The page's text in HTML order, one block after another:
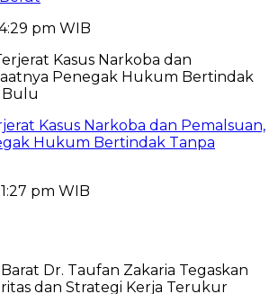
pm WIB
Kasus Narkoba dan Pemalsuan,
Hukum Bertindak Tanpa
pm WIB